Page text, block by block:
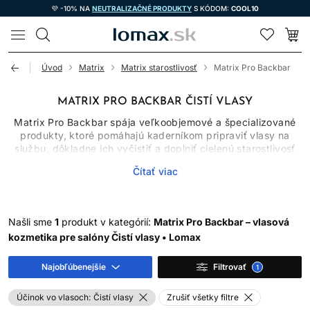
💜 -10% NA NEUTRALIZAČNÉ PRODUKTY S KÓDOM: COOL10
LOMAX
Úvod Matrix Matrix starostlivosť Matrix Pro Backbar
MATRIX PRO BACKBAR ČISTÍ VLASY
Matrix Pro Backbar spája veľkoobjemové a špecializované
produkty, ktoré pomáhajú kaderníkom pripraviť vlasy na
službu, dôkladne ich vyčistiť a doplniť cielenú starostlivosť
šampón na vlasy, intenzívnu masku, sprej na lámavé vlasy aj
práce.
Produkty Matrix Pro Backbar ocenia profesionálne salóny,
ktoré hľadajú účelné balenia a spoľahlivú starostlivosť na
každodenné použitie. Vybrané prípravky však môžu dávať
potrebám vlasov a používajú sa podľa návodu. Pri výbere sa
Čítať viac
Našli sme 1 produkt v kategórií: Matrix Pro Backbar – vlasová
kozmetika pre salóny Čistí vlasy • Lomax
Najobľúbenejšie Filtrovať 1
Účinok vo vlasoch: Čistí vlasy Zrušiť všetky filtre